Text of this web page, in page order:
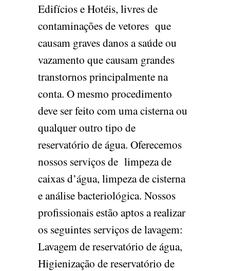
Edifícios e Hotéis, livres de
contaminações de vetores que
causam graves danos a saúde ou
vazamento que causam grandes
transtornos principalmente na
conta. O mesmo procedimento
deve ser feito com uma cisterna ou
qualquer outro tipo de
reservatório de água. Oferecemos
nossos serviços de limpeza de
caixas d’água, limpeza de cisterna
e análise bacteriológica. Nossos
profissionais estão aptos a realizar
os seguintes serviços de lavagem:
Lavagem de reservatório de água,
Higienização de reservatório de